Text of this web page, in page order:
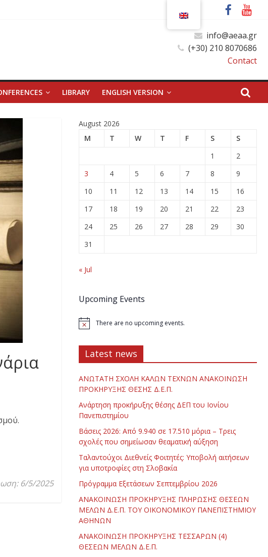
info@aeaa.gr
(+30) 210 8070686
Contact
LIBRARY ENGLISH VERSION
6/5/2025
August 2026
M
T W T F S
S
1
2
3
4 5 6 7 8
9
10
11 12 13 14 15
16
17
18 19 20 21 22
23
24
25 26 27 28 29
30
31
« Jul
Upcoming Events
There are no upcoming events.
Latest news
ΑΝΩΤΑΤΗ ΣΧΟΛΗ ΚΑΛΩΝ ΤΕΧΝΩΝ ΑΝΑΚΟΙΝΩΣΗ
ΠΡΟΚΗΡΥΞΗΣ ΘΕΣΗΣ Δ.Ε.Π.
Ανάρτηση προκήρυξης θέσης ΔΕΠ του Ιονίου
Πανεπιστημίου
Βάσεις 2026: Από 9.940 σε 17.510 μόρια – Τρεις
σχολές που σημείωσαν θεαματική αύξηση
Ταλαντούχοι Διεθνείς Φοιτητές: Υποβολή αιτήσεων
για υποτροφίες στη Σλοβακία
Πρόγραμμα Εξετάσεων Σεπτεμβρίου 2026
ΑΝΑΚΟΙΝΩΣΗ ΠΡΟΚΗΡΥΞΗΣ ΠΛΗΡΩΣΗΣ ΘΕΣΕΩΝ
ΜΕΛΩΝ Δ.Ε.Π. ΤΟΥ ΟΙΚΟΝΟΜΙΚΟΥ ΠΑΝΕΠΙΣΤΗΜΙΟΥ
ΑΘΗΝΩΝ
ΑΝΑΚΟΙΝΩΣΗ ΠΡΟΚΗΡΥΞΗΣ ΤΕΣΣΑΡΩΝ (4)
ΘΕΣΕΩΝ ΜΕΛΩΝ Δ.Ε.Π.